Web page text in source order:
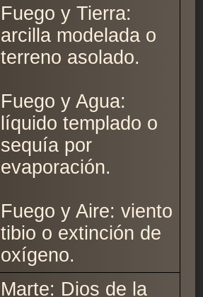
Fuego y Tierra:
arcilla modelada o
terreno asolado.
Fuego y Agua:
líquido templado o
sequía por
evaporación.
Fuego y Aire: viento
tibio o extinción de
oxígeno.
Marte: Dios de la